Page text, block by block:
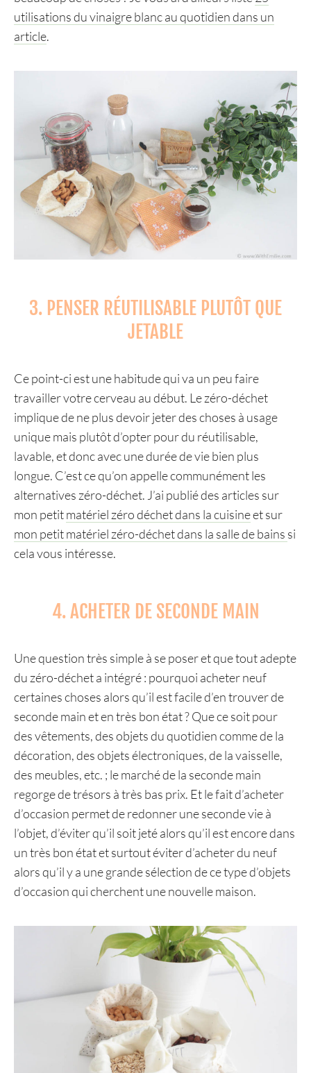
utilisations du vinaigre blanc au quotidien dans un
article.
3. PENSER RÉUTILISABLE PLUTÔT QUE
JETABLE
Ce point-ci est une habitude qui va un peu faire
travailler votre cerveau au début. Le zéro-déchet
implique de ne plus devoir jeter des choses à usage
unique mais plutôt d’opter pour du réutilisable,
lavable, et donc avec une durée de vie bien plus
longue. C’est ce qu’on appelle communément les
alternatives zéro-déchet. J’ai publié des articles sur
mon petitmatériel zéro déchet dans la cuisineet sur
mon petit matériel zéro-déchet dans la salle de bains si
cela vous intéresse.
4. ACHETER DE SECONDE MAIN
Une question très simple à se poser et que tout adepte
du zéro-déchet a intégré : pourquoi acheter neuf
certaines choses alors qu’il est facile d’en trouver de
seconde main et en très bon état ? Que ce soit pour
des vêtements, des objets du quotidien comme de la
décoration, des objets électroniques, de la vaisselle,
des meubles, etc. ; le marché de la seconde main
regorge de trésors à très bas prix. Et le fait d’acheter
d’occasion permet de redonner une seconde vie à
l’objet, d’éviter qu’il soit jeté alors qu’il est encore dans
un très bon état et surtout éviter d’acheter du neuf
alors qu’il y a une grande sélection de ce type d’objets
d’occasion qui cherchent une nouvelle maison.